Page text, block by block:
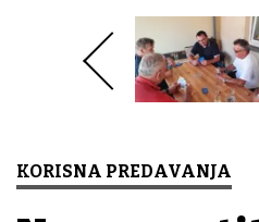
KORISNA PREDAVANJA